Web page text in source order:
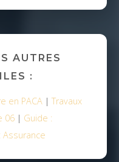
AUTRES
:
en PACA| Travaux
06| Guide :
Assurance